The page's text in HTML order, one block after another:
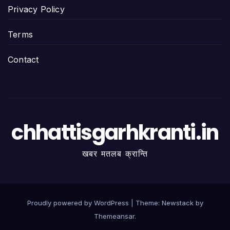
Privacy Policy
Terms
Contact
chhattisgarhkranti.in
खबर मतलब क्रान्ति
Proudly powered by WordPress Theme: Newstackby
Themeansar.